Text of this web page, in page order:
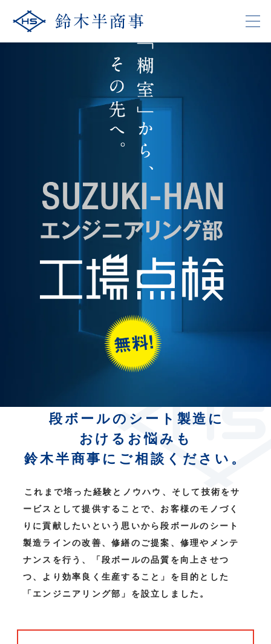
段ボールのシート製造に
おけるお悩みも
鈴木半商事にご相談ください。
これまで培った経験とノウハウ、そして技術をサ
ービスとして提供することで、 お客様のモノづく
りに貢献したいという思いから段ボールのシート
製造ラインの改善、修繕のご提案、修理やメンテ
ナンスを行う、
「段ボールの品質を向上させつ
つ、より効率良く生産すること」を目的とした
「エンジニアリング部」を設立しました。